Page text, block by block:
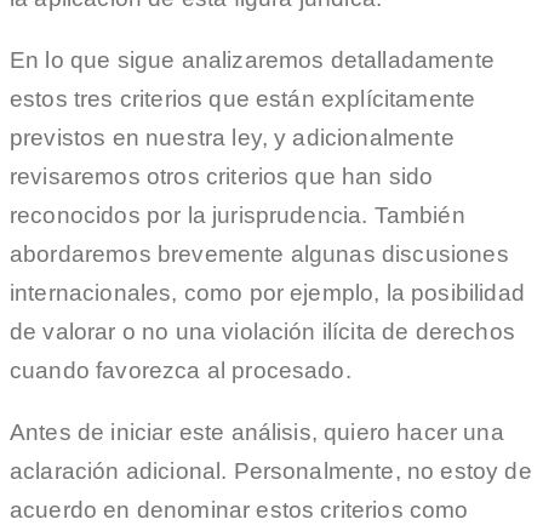
En lo que sigue analizaremos detalladamente
estos tres criterios que están explícitamente
previstos en nuestra ley, y adicionalmente
revisaremos otros criterios que han sido
reconocidos por la jurisprudencia. También
abordaremos brevemente algunas discusiones
internacionales, como por ejemplo, la posibilidad
de valorar o no una violación ilícita de derechos
cuando favorezca al procesado.
Antes de iniciar este análisis, quiero hacer una
aclaración adicional. Personalmente, no estoy de
acuerdo en denominar estos criterios como